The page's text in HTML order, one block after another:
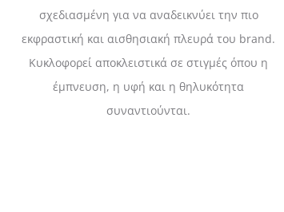
σχεδιασμένη για να αναδεικνύει την πιο
εκφραστική και αισθησιακή πλευρά του brand.
Κυκλοφορεί αποκλειστικά σε στιγμές όπου η
έμπνευση, η υφή και η θηλυκότητα
συναντιούνται.